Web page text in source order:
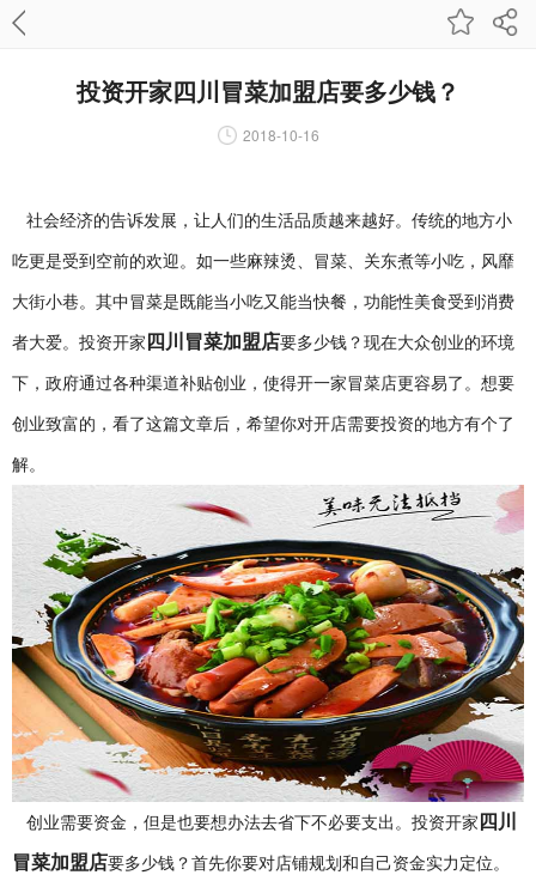
投资开家四川冒菜加盟店要多少钱？
2018-10-16
社会经济的告诉发展，让人们的生活品质越来越好。传统的地方小
吃更是受到空前的欢迎。如一些麻辣烫、冒菜、关东煮等小吃，风靡
大街小巷。其中冒菜是既能当小吃又能当快餐，功能性美食受到消费
者大爱。投资开家 四川冒菜加盟店要多少钱？现在大众创业的环境
下，政府通过各种渠道补贴创业，使得开一家冒菜店更容易了。想要
创业致富的，看了这篇文章后，希望你对开店需要投资的地方有个了
解。
创业需要资金，但是也要想办法去省下不必要支出。投资开家 四川
冒菜加盟店要多少钱？首先你要对店铺规划和自己资金实力定位。